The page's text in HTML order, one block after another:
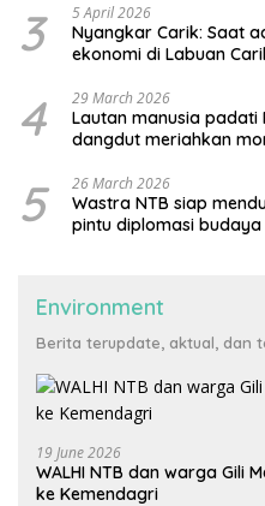
3 5 April 2026
Nyangkar Carik: Saat
ekonomi di Labuan
4 29 March 2026
Lautan manusia padati
dangdut meriahkan
5 26 March 2026
Wastra NTB siap
pintu diplomasi
Environment
Berita terupdate, aktual, dan
19 June 2026
WALHI NTB dan warga Gili
ke Kemendagri